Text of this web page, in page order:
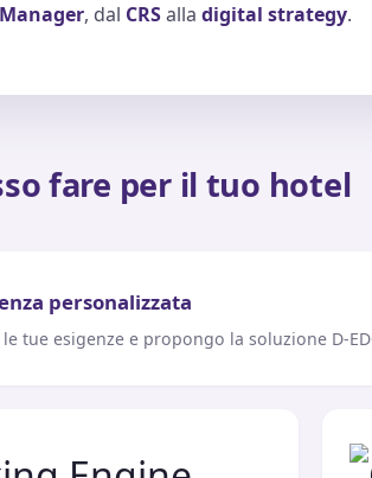
, dal CRSalla digital strategy.
fare per il tuo hotel
personalizzata
tue esigenze e propongo la soluzione D-